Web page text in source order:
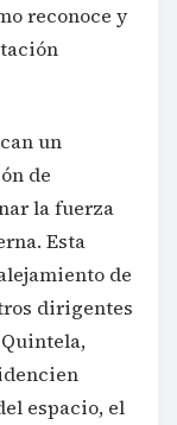
reconoce y
un
de
la fuerza
Esta
de
dirigentes
espacio, el